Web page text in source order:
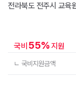
전라북도 전주시 교육
국비 55% 지원
ㄴ 국비지원금액